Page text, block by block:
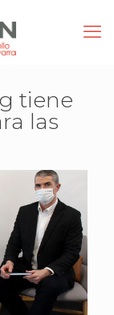
tiene
las